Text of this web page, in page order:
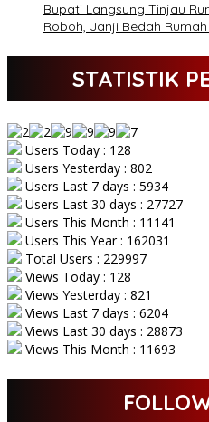
Bupati Langsung Tinjau
Roboh, Janji Bedah Rumah
STATISTIK
Users Today : 128
Users Yesterday : 802
Users Last 7 days : 5934
Users Last 30 days : 27727
Users This Month : 11141
Users This Year : 162031
Total Users : 229997
Views Today : 128
Views Yesterday : 821
Views Last 7 days : 6204
Views Last 30 days : 28873
Views This Month : 11693